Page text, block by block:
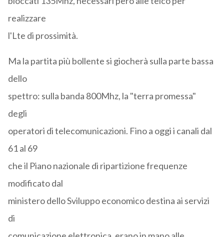
realizzare
l'Lte di prossimità.
Ma la partita più bollente si giocherà sulla parte bassa
dello
spettro: sulla banda 800Mhz, la "terra promessa"
degli
operatori di telecomunicazioni. Fino a oggi i canali dal
61 al 69
che il Piano nazionale di ripartizione frequenze
modificato dal
ministero dello Sviluppo economico destina ai servizi
di